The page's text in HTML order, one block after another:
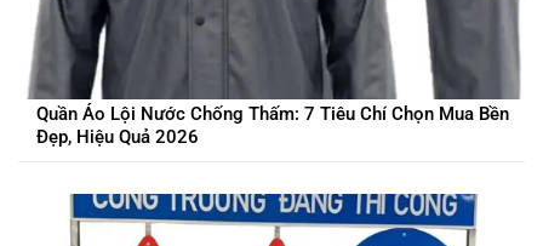
Quần Áo Lội Nước Chống Thấm: 7 Tiêu Chí Chọn Mua Bền
Đẹp, Hiệu Quả 2026